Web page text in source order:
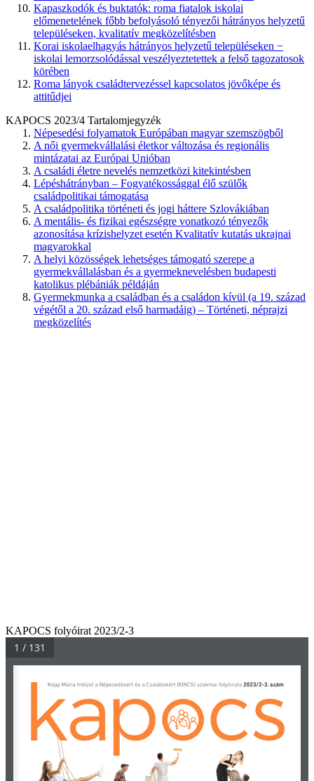
Kapaszkodók és buktatók: roma fiatalok iskolai
előmenetelének főbb befolyásoló tényezői hátrányos helyzetű
településeken, kvalitatív megközelítésben
Korai iskolaelhagyás hátrányos helyzetű településeken −
iskolai lemorzsolódással veszélyeztetettek a felső tagozatosok
körében
Roma lányok családtervezéssel kapcsolatos jövőképe és
attitűdjei
KAPOCS 2023/4 Tartalomjegyzék
Népesedési folyamatok Európában magyar szemszögből
A női gyermekvállalási életkor változása és regionális
mintázatai az Európai Unióban
A családi életre nevelés nemzetközi kitekintésben
Lépéshátrányban – Fogyatékossággal élő szülők
családpolitikai támogatása
A családpolitika történeti és jogi háttere Szlovákiában
A mentális- és fizikai egészségre vonatkozó tényezők
azonosítása krízishelyzet esetén Kvalitatív kutatás ukrajnai
magyarokkal
A helyi közösségek lehetséges támogató szerepe a
gyermekvállalásban és a gyermeknevelésben budapesti
katolikus plébániák példáján
Gyermekmunka a családban és a családon kívül (a 19. század
végétől a 20. század első harmadáig) – Történeti, néprajzi
megközelítés
KAPOCS folyóirat 2023/2-3